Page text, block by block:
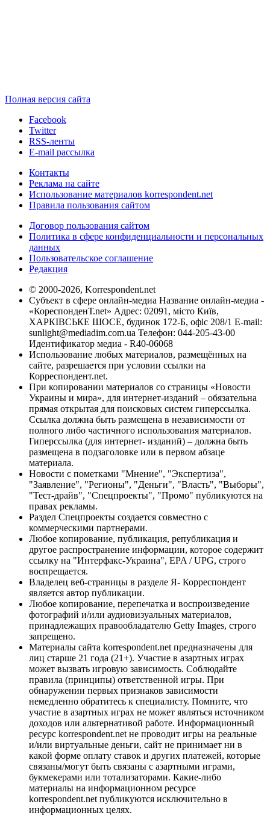
Полная версия сайта
Facebook
Twitter
RSS-ленты
E-mail рассылка
Контакты
Реклама на сайте
Использование материалов korrespondent.net
Правила пользования сайтом
Договор пользования сайтом
Политика в сфере конфиденциальности и персональных
данных
Пользовательское соглашение
Редакция
© 2000-2026, Korrespondent.net
Субъект в сфере онлайн-медиа Название онлайн-медиа -
«КореспонденТ.net» Адрес: 02091, місто Київ,
ХАРКІВСЬКЕ ШОСЕ, будинок 172-Б, офіс 208/1 E-mail:
sunlight@mediadim.com.ua Телефон: 044-205-43-00
Идентификатор медиа - R40-06068
Использование любых материалов, размещённых на
сайте, разрешается при условии ссылки на
Корреспондент.net.
При копировании материалов со страницы «Новости
Украины и мира», для интернет-изданий – обязательна
прямая открытая для поисковых систем гиперссылка.
Ссылка должна быть размещена в независимости от
полного либо частичного использования материалов.
Гиперссылка (для интернет- изданий) – должна быть
размещена в подзаголовке или в первом абзаце
материала.
Новости с пометками "Мнение", "Экспертиза",
"Заявление", "Регионы", "Деньги", "Власть", "Выборы",
"Тест-драйв", "Спецпроекты", "Промо" публикуются на
правах рекламы.
Раздел Спецпроекты создается совместно с
коммерческими партнерами.
Любое копирование, публикация, републикация и
другое распространение информации, которое содержит
ссылку на "Интерфакс-Украина", EPA / UPG, строго
воспрещается.
Владелец веб-страницы в разделе Я- Корреспондент
является автор публикации.
Любое копирование, перепечатка и воспроизведение
фотографий и/или аудиовизуальных материалов,
принадлежащих правообладателю Getty Images, строго
запрещено.
Материалы сайта korrespondent.net предназначены для
лиц старше 21 года (21+). Участие в азартных играх
может вызвать игровую зависимость. Соблюдайте
правила (принципы) ответственной игры. При
обнаружении первых признаков зависимости
немедленно обратитесь к специалисту. Помните, что
участие в азартных играх не может являться источником
доходов или альтернативой работе. Информационный
ресурс korrespondent.net не проводит игры на реальные
и/или виртуальные деньги, сайт не принимает ни в
какой форме оплату ставок и других платежей, которые
связаны/могут быть связаны с азартными играми,
букмекерами или тотализаторами. Какие-либо
материалы на информационном ресурсе
korrespondent.net публикуются исключительно в
информационных целях.